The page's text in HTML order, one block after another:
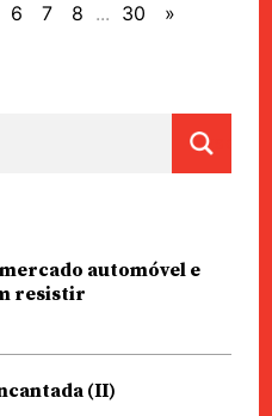
6 7 8 ... 30 »
automóvel e
resistir
(II)